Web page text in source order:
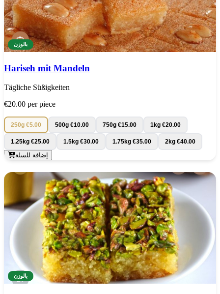
بالوزن
Hariseh mit Mandeln
Tägliche Süßigkeiten
€20.00 per piece
250g €5.00 500g €10.00 750g €15.00 1kg €20.00
1.25kg €25.00 1.5kg €30.00 1.75kg €35.00 2kg €40.00
إضافة للسلة
بالوزن